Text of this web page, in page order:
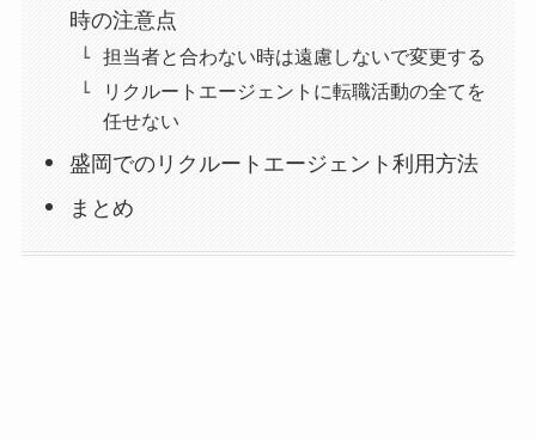
時の注意点
担当者と合わない時は遠慮しないで変更する
リクルートエージェントに転職活動の全てを
任せない
盛岡でのリクルートエージェント利用方法
まとめ